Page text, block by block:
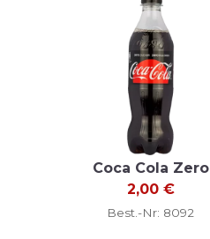
Coca Cola Zero
2,00 €
Best.-Nr: 8092